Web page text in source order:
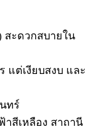
สะดวกสบายใน
แต่เงียบสงบ และ
ทร์
าสีเหลือง สาถานี